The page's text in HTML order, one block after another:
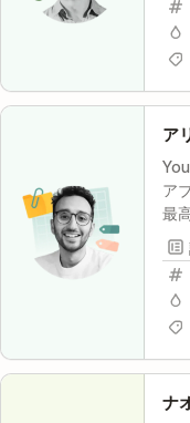
ア
ア
最
ナ